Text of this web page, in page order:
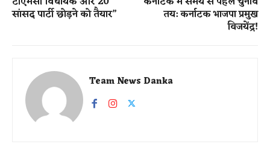
सांसद पार्टी छोड़ने को तैयार” तय: कर्नाटक भाजपा प्रमुख
विजयेंद्र!
Team News Danka